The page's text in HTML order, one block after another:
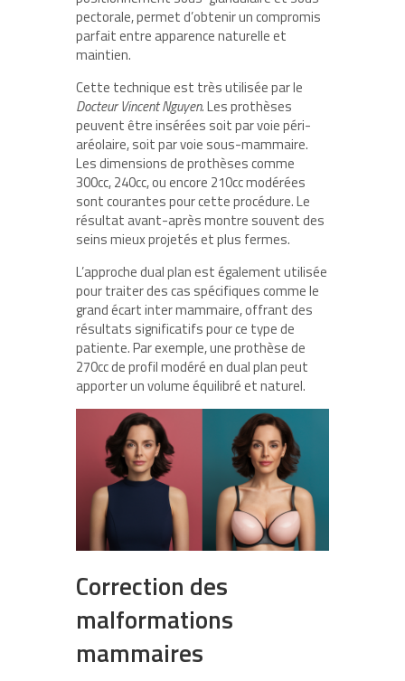
pectorale, permet d’obtenir un compromis
parfait entre apparence naturelle et
maintien.
Cette technique est très utilisée par le
Docteur Vincent Nguyen. Les prothèses
peuvent être insérées soit par voie péri-
aréolaire, soit par voie sous-mammaire.
Les dimensions de prothèses comme
300cc, 240cc, ou encore 210cc modérées
sont courantes pour cette procédure. Le
résultat avant-après montre souvent des
seins mieux projetés et plus fermes.
L’approche dual plan est également utilisée
pour traiter des cas spécifiques comme le
grand écart inter mammaire, offrant des
résultats significatifs pour ce type de
patiente. Par exemple, une prothèse de
270cc de profil modéré en dual plan peut
apporter un volume équilibré et naturel.
Correction des
malformations
mammaires